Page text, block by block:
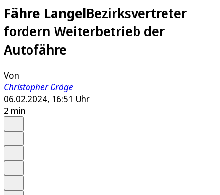
Fähre LangelBezirksvertreter
fordern Weiterbetrieb der
Autofähre
Von
Christopher Dröge
06.02.2024, 16:51 Uhr
2 min